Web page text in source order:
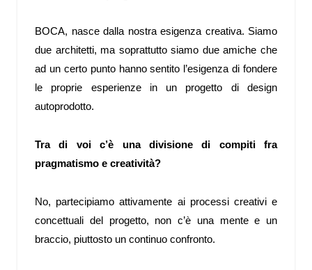
BOCA, nasce dalla nostra esigenza creativa. Siamo
due architetti, ma soprattutto siamo due amiche che
ad un certo punto hanno sentito l’esigenza di fondere
le proprie esperienze in un progetto di design
autoprodotto.
Tra di voi c’è una divisione di compiti fra
pragmatismo e creatività?
No, partecipiamo attivamente ai processi creativi e
concettuali del progetto, non c’è una mente e un
braccio, piuttosto un continuo confronto.